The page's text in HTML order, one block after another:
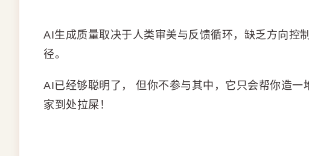
AI生成质量取决于人类审美与反馈循环，缺乏方向控
径。
AI已经够聪明了， 但你不参与其中，它只会帮你造
家到处拉屎！